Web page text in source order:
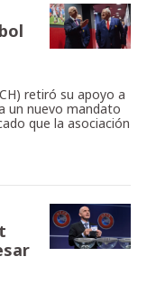
retiró su apoyo a
un nuevo mandato
que la asociación